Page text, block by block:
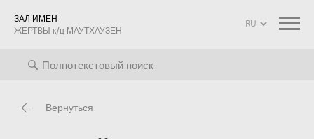
ЗАЛ ИМЕН
ЖЕРТВЫ к/ц МАУТХАУЗЕН
Биографии Информация о проекте
Вернуться